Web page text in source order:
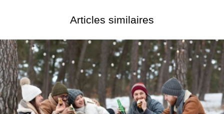
Articles similaires